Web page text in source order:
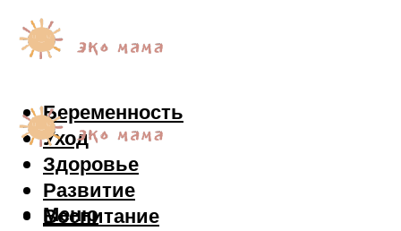
Беременность
Уход
Здоровье
Развитие
Воспитание
Меню